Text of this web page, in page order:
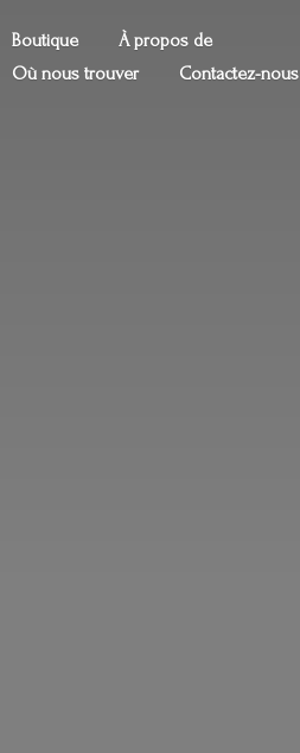
Boutique
À propos de
Où nous trouver
Contactez-nous